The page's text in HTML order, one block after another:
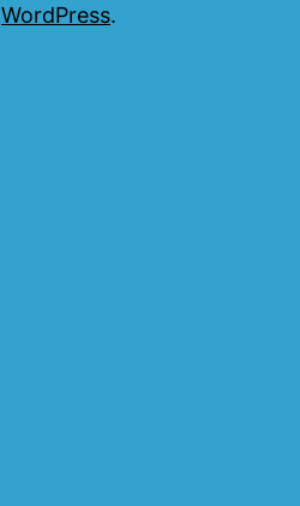
WordPress.